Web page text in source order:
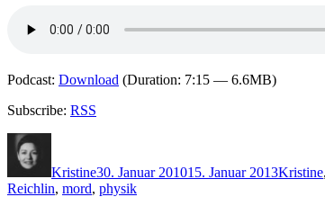
Podcast: Download (Duration: 7:15 — 6.6MB)
Subscribe: RSS
Kristine30. Januar 201015. Januar 2013Kristine,
Reichlin, mord, physik